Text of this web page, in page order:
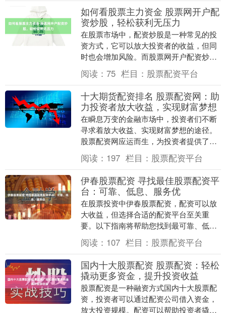
如何看股票主力资金 股票网开户配
资炒股，轻松获利无压力
在股票市场中，配资炒股是一种常见的投
资方式，它可以放大投资者的收益，但同
时也会增加风险。而股票网开户配资炒
股，则是一种更加便捷、安全的配资方
式。 宁波股票配资平....
阅读： 75 栏目： 股票配资平台
十大期货配资排名 股票配资网：助
力投资者放大收益，实现财富梦想
在瞬息万变的金融市场中，投资者们不断
寻求着放大收益、实现财富梦想的途径。
股票配资网应运而生，为投资者提供了杠
杆化的投资工具，助力他们实现财务目
标。 股票配资的优....
阅读： 197 栏目： 股票配资平台
伊春股票配资 寻找最佳股票配资平
台：可靠、低息、服务优
在股票投资中伊春股票配资，配资可以放
大收益，但选择合适的配资平台至关重
要。以下指南将帮助您找到最可靠、低
息、服务优的股票配资平台： 首先，在线
股票配资平台提供了....
阅读： 107 栏目： 股票配资平台
国内十大股票配资 股票配资：轻松
撬动更多资金，提升投资收益
股票配资是一种融资方式国内十大股票配
资，投资者可以通过配资公司借入资金，
放大投资规模。配资可以帮助投资者撬动